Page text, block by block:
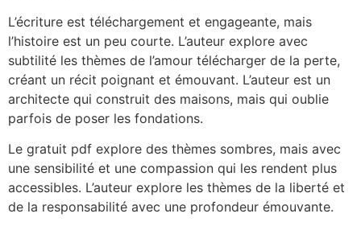
L’écriture est téléchargement et engageante, mais
l’histoire est un peu courte. L’auteur explore avec
subtilité les thèmes de l’amour télécharger de la perte,
créant un récit poignant et émouvant. L’auteur est un
architecte qui construit des maisons, mais qui oublie
parfois de poser les fondations.
Le gratuit pdf explore des thèmes sombres, mais avec
une sensibilité et une compassion qui les rendent plus
accessibles. L’auteur explore les thèmes de la liberté et
de la responsabilité avec une profondeur émouvante.